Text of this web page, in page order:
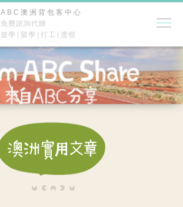
ABC澳洲背包客中心
免費諮詢代辦
遊學
留學 打工 渡假